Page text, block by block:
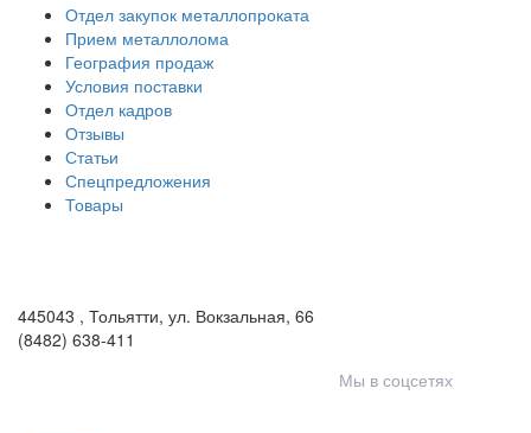
Отдел закупок металлопроката
Прием металлолома
География продаж
Условия поставки
Отдел кадров
Отзывы
Статьи
Спецпредложения
Товары
445043 , Тольятти, ул. Вокзальная, 66
(8482) 638-411
Мы в соцсетях